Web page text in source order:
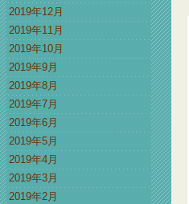
2019年12月
2019年11月
2019年10月
2019年9月
2019年8月
2019年7月
2019年6月
2019年5月
2019年4月
2019年3月
2019年2月